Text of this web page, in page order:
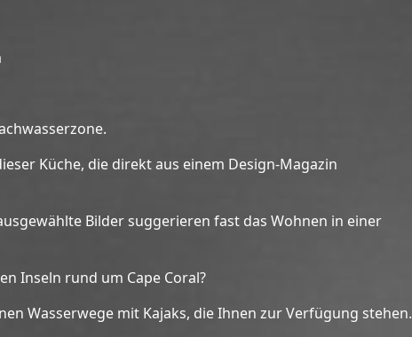
Küche, die direkt aus einem Design-Magazin
Bilder suggerieren fast das Wohnen in einer
Inseln rund um Cape Coral?
Wasserwege mit Kajaks, die Ihnen zur Verfügung stehen.